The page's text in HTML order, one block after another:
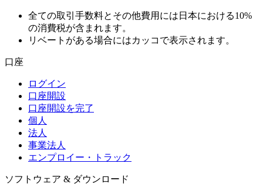
全ての取引手数料とその他費用には日本における10%
の消費税が含まれます。
リベートがある場合にはカッコで表示されます。
口座
ログイン
口座開設
口座開設を完了
個人
法人
事業法人
エンプロイー・トラック
ソフトウェア & ダウンロード